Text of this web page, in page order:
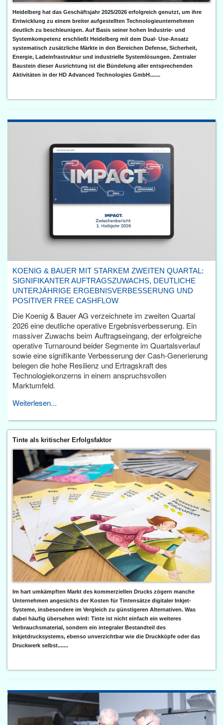
Heidelberg hat das Geschäftsjahr 2025/2026 erfolgreich genutzt, um ihre
Entwicklung zu einem breiter aufgestellten Technologieunternehmen
deutlich zu beschleunigen. Auf Basis seiner hohen Industrie- und
Systemkompetenz erschließt Heidelberg mit dem Dual- Use-Ansatz
systematisch zusätzliche Märkte in den Bereichen Defense, Sicherheit,
Energie, Ladeinfrastruktur und industrielle Systemlösungen. Zentraler
Baustein dieser Ausrichtung ist die Bündelung aller entsprechenden
Aktivitäten in der HD Advanced Technologies GmbH.......
KOENIG & BAUER MIT STARKEM ZWEITEN QUARTAL:
SIGNIFIKANTER AUFTRAGSZUWACHS, DEUTLICHE
UNTERJÄHRIGE ERGEBNISVERBESSERUNG UND
POSITIVER FREE CASHFLOW
Die Koenig & Bauer AG verzeichnete im zweiten Quartal
2026 eine deutliche operative Ergebnisverbesserung. Ein
massiver Zuwachs beim Auftragseingang, der erfolgreiche
operative Turnaround beider Segmente im Quartalsverlauf
sowie eine signifikante Verbesserung der Cash-Generierung
belegen die hohe Resilienz und Ertragskraft des
Technologiekonzerns in einem anspruchsvollen
Marktumfeld.
Weiterlesen...
Tinte als kritischer Erfolgsfaktor
Im hart umkämpften Markt des kommerziellen Drucks zögern manche
Unternehmen angesichts der Kosten für Tintensätze digitaler Inkjet-
Systeme, insbesondere im Vergleich zu günstigeren Alternativen. Was
dabei häufig übersehen wird: Tinte ist nicht einfach ein weiteres
Verbrauchsmaterial, sondern ein integraler Bestandteil des
Inkjetdrucksystems, ebenso unverzichtbar wie die Druckköpfe oder das
Druckwerk selbst.......